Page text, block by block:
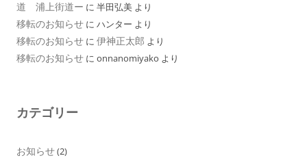
道 浦上街道ー に 半田弘美 より
移転のお知らせ に ハンター より
移転のお知らせ に 伊神正太郎 より
移転のお知らせ に onnanomiyako より
カテゴリー
お知らせ(2)